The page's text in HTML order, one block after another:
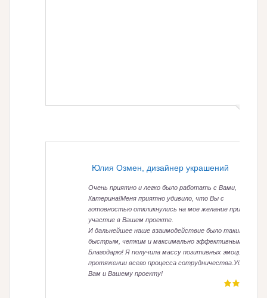
Юлия Озмен, дизайнер украшений
Очень приятно и легко было работать с Вами,
Катерина!Меня приятно удивило, что Вы с
готовностью откликнулись на мое желание принять
участие в Вашем проекте.
И дальнейшее наше взаимодействие было таким же
быстрым, четким и максимально эффективным!
Благодарю! Я получила массу позитивных эмоций на
протяжении всего процесса сотрудничества.Удачи
Вам и Вашему проекту!